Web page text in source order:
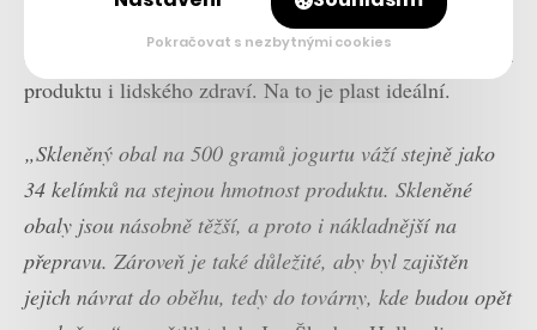
plastům není snadné. Mluvčí potravinářských koncernů
se tehdy shodli, že prioritou obalů je především ochrana
produktu i lidského zdraví. Na to je plast ideální.
„Skleněný obal na 500 gramů jogurtu váží stejně jako
34 kelímků na stejnou hmotnost produktu. Skleněné
obaly jsou násobně těžší, a proto i nákladnější na
přepravu. Zároveň je také důležité, aby byl zajištěn
jejich návrat do oběhu, tedy do továrny, kde budou opět
Pokračovat s nezbytnými cookies